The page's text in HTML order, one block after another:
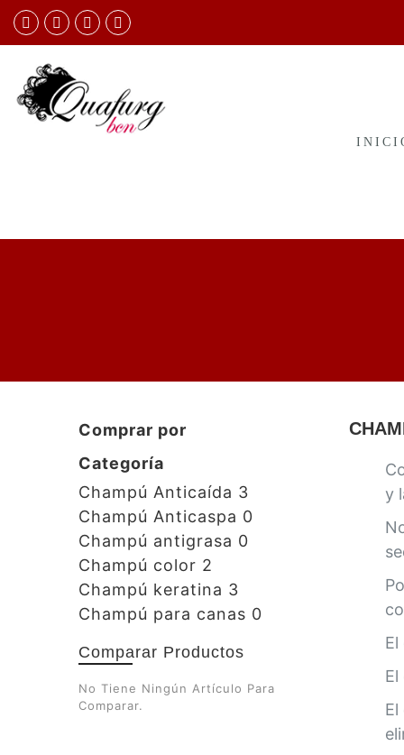
y
El
Comprar por
Categoría
Champú Anticaída 3
Champú Anticaspa 0
Champú antigrasa 0
Champú color 2
Champú keratina 3
Champú para canas 0
Comparar Productos
No Tiene Ningún Artículo Para
Comparar.